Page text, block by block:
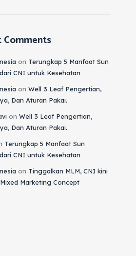
Comments
on Terungkap 5 Manfaat Sun
CNI untuk Kesehatan
on Well 3 Leaf Pengertian,
Dan Aturan Pakai.
on Well 3 Leaf Pengertian,
Dan Aturan Pakai.
Terungkap 5 Manfaat Sun
CNI untuk Kesehatan
on Tinggalkan MLM, CNI kini
Marketing Concept